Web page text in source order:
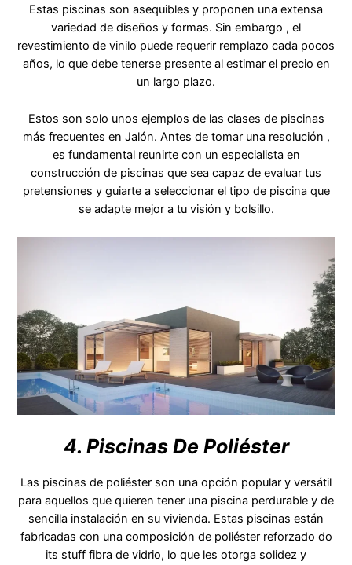
Estas piscinas son asequibles y proponen una extensa
variedad de diseños y formas. Sin embargo , el
revestimiento de vinilo puede requerir remplazo cada pocos
años, lo que debe tenerse presente al estimar el precio en
un largo plazo.
Estos son solo unos ejemplos de las clases de piscinas
más frecuentes en Jalón. Antes de tomar una resolución ,
es fundamental reunirte con un especialista en
construcción de piscinas que sea capaz de evaluar tus
pretensiones y guiarte a seleccionar el tipo de piscina que
se adapte mejor a tu visión y bolsillo.
4. Piscinas De Poliéster
Las piscinas de poliéster son una opción popular y versátil
para aquellos que quieren tener una piscina perdurable y de
sencilla instalación en su vivienda. Estas piscinas están
fabricadas con una composición de poliéster reforzado do
its stuff fibra de vidrio, lo que les otorga solidez y